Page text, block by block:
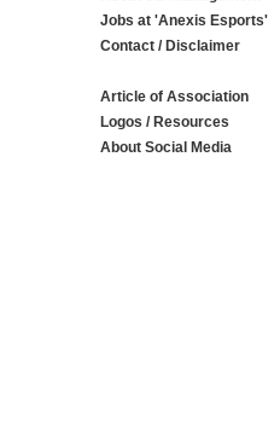
Jobs at 'Anexis Esports'
Contact / Disclaimer
Article of Association
Logos / Resources
About Social Media